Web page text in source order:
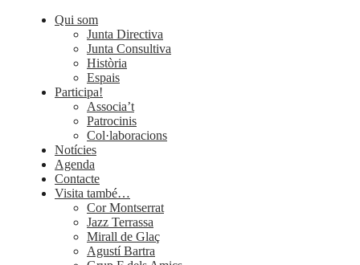
Qui som
Junta Directiva
Junta Consultiva
Història
Espais
Participa!
Associa’t
Patrocinis
Col·laboracions
Notícies
Agenda
Contacte
Visita també…
Cor Montserrat
Jazz Terrassa
Mirall de Glaç
Agustí Bartra